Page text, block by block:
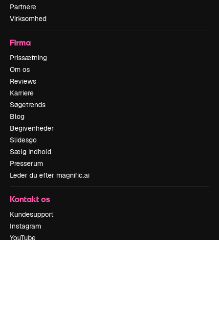
Partnere
Virksomhed
Firma
Prissætning
Om os
Reviews
Karriere
Søgetrends
Blog
Begivenheder
Slidesgo
Sælg indhold
Presserum
Leder du efter magnific.ai
Kontakt os
Kundesupport
Instagram
YouTube